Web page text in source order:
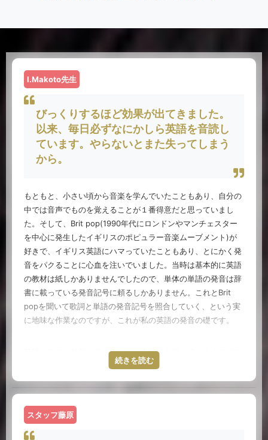
I.Makoto先生
びっくりするほど効果が出てきました。
以来、毎日必ずなにかしら英語を音読し
ています。やらないとまた失ってしまう
から。
もともと、小さい頃から音楽を学んでいたこともあり、自分の
中では音声でものを覚えることが１番得意だと思っていまし
た。そして、Brit pop(1990年代にロンドンやマンチェスター
を中心に発生したイギリスのポピュラー音楽ムーブメント)が
好きで、イギリス英語にハマっていたこともあり、とにかく発
音をパクることに心血を注いでいました。当時は基本的に英語
の教材は紙しかありませんでしたので、単体の単語の発音は辞
書に載っている発音記号に頼るしかありません。これとBrit
popを聞いて歌詞と単語の発音記号を照合していく、という実
に地味な作業なのですが、これが私の英語の発音の礎です。
英語のテスト勉強に戻りますが、自分でも笑ってしまうのです
が、テストの前日か前々日くらいから、完全に暗唱できるまで
テスト範囲の教科書を音読しまくりました。当時は教材に音声
なんて付いていないので、自分で読むしかないわけです。今思
えば、純粋に音声からだけだったら綴りまでは覚えられなかっ
たでしょうね。音声と同時に目からも暗記していたことになり
ます。でも文法なんて考えたこともありませんでした。だっ
続きを読む
スタッフ藤原